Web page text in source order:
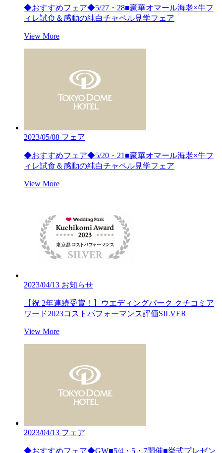
◆おすすめフェア◆5/27・28■豪華オマール海老×牛フ
ィレ試食＆感動の純白チャペル見学フェア
View More
2023/05/08 フェア
◆おすすめフェア◆5/20・21■豪華オマール海老×牛フ
ィレ試食＆感動の純白チャペル見学フェア
View More
2023/04/13 お知らせ
【祝 2年連続受賞！】ウエディングパーク クチコミア
ワード2023コストパフォーマンス評価SILVER
View More
2023/04/13 フェア
◆おすすめフェア◆GW■5/4・5・7開催■挙式プレゼン